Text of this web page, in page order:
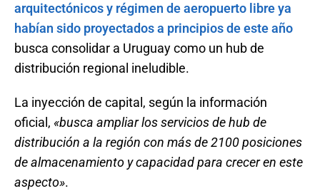
arquitectónicos y régimen de aeropuerto libre ya
habían sido proyectados a principios de este año
busca consolidar a Uruguay como un hub de
distribución regional ineludible.
La inyección de capital, según la información
oficial, «busca ampliar los servicios de hub de
distribución a la región con más de 2100 posiciones
de almacenamiento y capacidad para crecer en este
aspecto».